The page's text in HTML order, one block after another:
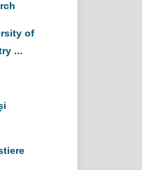
of
...